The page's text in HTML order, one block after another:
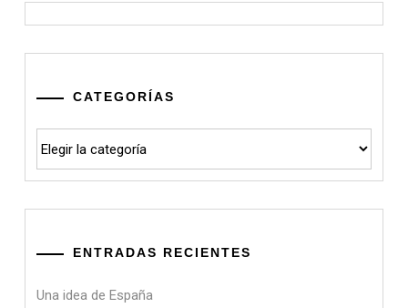
CATEGORÍAS
ENTRADAS RECIENTES
Una idea de España